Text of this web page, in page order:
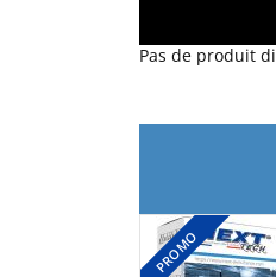
Pas de produit
PROMO